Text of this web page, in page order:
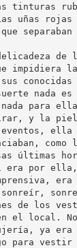
tinturas
uñas
de
impidiera
nada
para
y la piel
últimas
por ella,
sonreír,
de los
el local.
ya
para vestir